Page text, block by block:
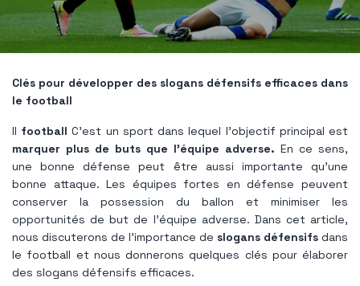
Clés pour développer des slogans défensifs efficaces dans
le football
Il football C'est un sport dans lequel l'objectif principal est
marquer plus de buts que l'équipe adverse. En ce sens,
une bonne défense peut être aussi importante qu’une
bonne attaque. Les équipes fortes en défense peuvent
conserver la possession du ballon et minimiser les
opportunités de but de l'équipe adverse. Dans cet article,
nous discuterons de l’importance de slogans défensifs dans
le football et nous donnerons quelques clés pour élaborer
des slogans défensifs efficaces.